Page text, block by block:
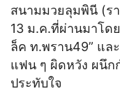
สนามมวยลุมพินี (รา
13 ม.ค.ที่ผ่านมาโด
ล็ค ท.พราน49” แล
แฟน ๆ ผิดหวัง ผนึก
ประทับใจ